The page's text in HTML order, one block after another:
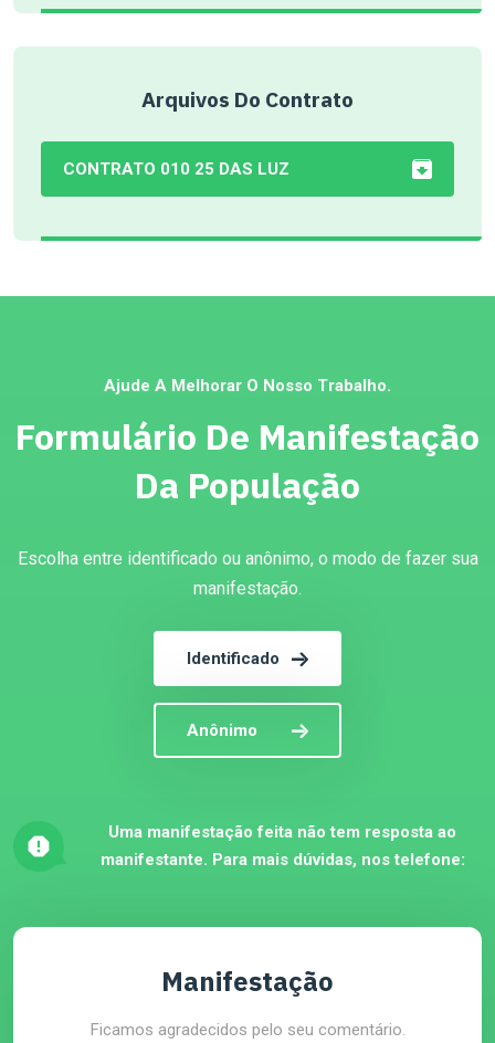
Arquivos Do Contrato
CONTRATO 010 25 DAS LUZ
Ajude A Melhorar O Nosso Trabalho.
Formulário De Manifestação
Da População
Escolha entre identificado ou anônimo, o modo de fazer sua
manifestação.
Identificado
Anônimo
Uma manifestação feita não tem resposta ao
manifestante. Para mais dúvidas, nos telefone:
Manifestação
Ficamos agradecidos pelo seu comentário.